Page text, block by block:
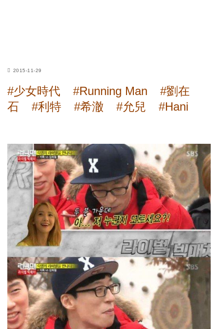
2015-11-29
#少女時代 #Running Man
#劉在
石
#利特 #希澈 #允兒 #Hani